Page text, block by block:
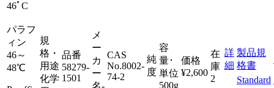
46ﾟC
パラフ
ィン
46～
48℃
規
格・
用途
化学
品番
58279-
1501
メ
ー
カ
ー
CAS
No.8002-
74-2
純
度
容
量･
単位
500g
価格
¥2,600
在
庫
2
詳
細
製品規
格書
Standard